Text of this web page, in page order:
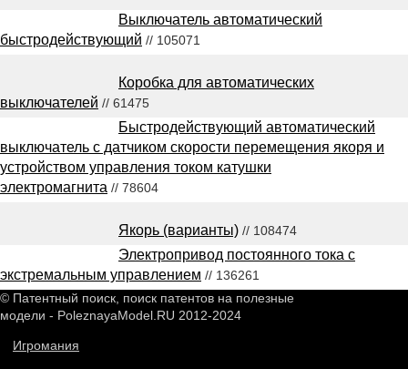
Выключатель автоматический
быстродействующий // 105071
Коробка для автоматических
выключателей // 61475
Быстродействующий автоматический
выключатель с датчиком скорости перемещения якоря и
устройством управления током катушки
электромагнита // 78604
Якорь (варианты) // 108474
Электропривод постоянного тока с
экстремальным управлением // 136261
© Патентный поиск, поиск патентов на полезные
модели - PoleznayaModel.RU 2012-2024
Игромания